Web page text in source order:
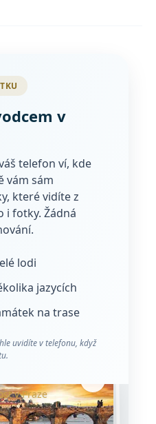
v
telefon ví, kde
vám sám
které vidíte z
i fotky. Žádná
lodi
jazycích
na trase
uvidíte v telefonu, když
v Praze